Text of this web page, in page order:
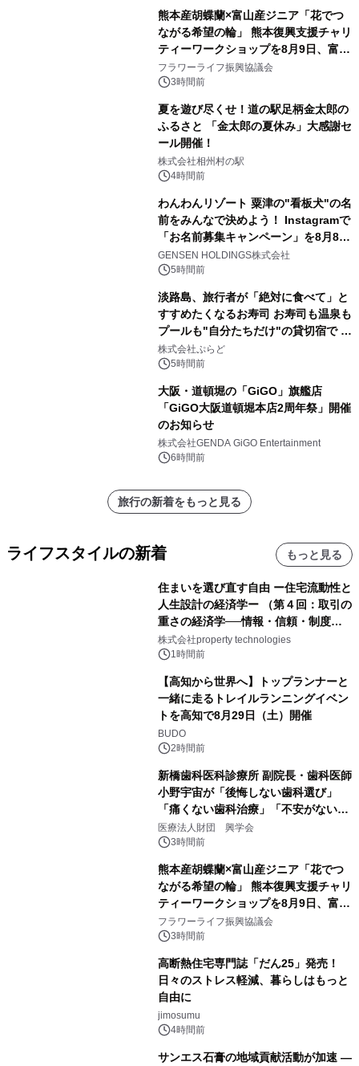
熊本産胡蝶蘭×富山産ジニア「花でつ
ながる希望の輪」 熊本復興支援チャリ
ティーワークショップを8月9日、富
山・射水で開催
フラワーライフ振興協議会
3時間前
夏を遊び尽くせ！道の駅足柄金太郎の
ふるさと 「金太郎の夏休み」大感謝セ
ール開催！
株式会社相州村の駅
4時間前
わんわんリゾート 粟津の"看板犬"の名
前をみんなで決めよう！ Instagramで
「お名前募集キャンペーン」を8月8日
(土)より開催
GENSEN HOLDINGS株式会社
5時間前
淡路島、旅行者が「絶対に食べて」と
すすめたくなるお寿司 お寿司も温泉も
プールも"自分たちだけ"の貸切宿で 1
日1組限定「岩屋温泉 絵島別庭 海と
森」の握り寿司プラン
株式会社ぷらど
5時間前
大阪・道頓堀の「GiGO」旗艦店
「GiGO大阪道頓堀本店2周年祭」開催
のお知らせ
株式会社GENDA GiGO Entertainment
6時間前
旅行の新着をもっと見る
ライフスタイルの新着 もっと見る
住まいを選び直す自由 ー住宅流動性と
人生設計の経済学ー （第４回：取引の
重さの経済学──情報・信頼・制度を
PropTechはどう組み替えるか）｜
PropTech-Lab
株式会社property technologies
1時間前
【高知から世界へ】トップランナーと
一緒に走るトレイルランニングイベン
トを高知で8月29日（土）開催
BUDO
2時間前
新橋歯科医科診療所 副院長・歯科医師
小野宇宙が「後悔しない歯科選び」
「痛くない歯科治療」「不安がない治
療計画」をテーマに専門監修
医療法人財団 興学会
3時間前
熊本産胡蝶蘭×富山産ジニア「花でつ
ながる希望の輪」 熊本復興支援チャリ
ティーワークショップを8月9日、富
山・射水で開催
フラワーライフ振興協議会
3時間前
高断熱住宅専門誌「だん25」発売！
日々のストレス軽減、暮らしはもっと
自由に
jimosumu
4時間前
サンエス石膏の地域貢献活動が加速 ―